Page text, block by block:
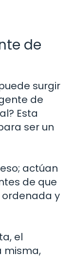
de
surgir
de
Esta
ser un
actúan
de que
y
el
misma,